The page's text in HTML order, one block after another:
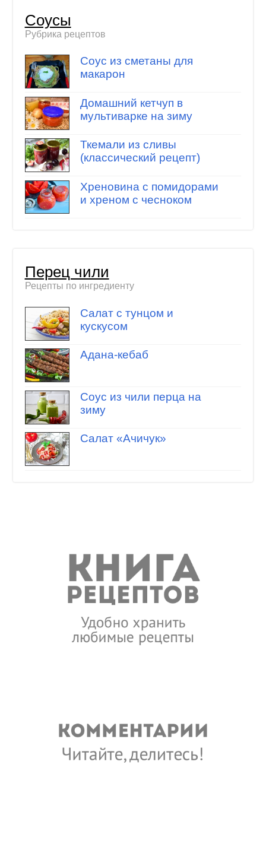
Соусы
Рубрика рецептов
Соус из сметаны для
макарон
Домашний кетчуп в
мультиварке на зиму
Ткемали из сливы
(классический рецепт)
Хреновина с помидорами
и хреном с чесноком
Перец чили
Рецепты по ингредиенту
Салат с тунцом и
кускусом
Адана-кебаб
Соус из чили перца на
зиму
Салат «Ачичук»